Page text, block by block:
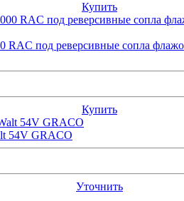
Купить
5000 RAC под реверсивные
Купить
54V GRACO
Уточнить